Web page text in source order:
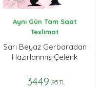
Aynı Gün Tam Saat
Teslimat
Sarı Beyaz Gerbaradan
Hazırlanmış Çelenk
3449 ,95 TL